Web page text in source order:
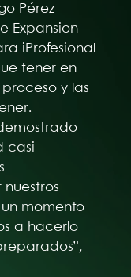
Pérez
Expansion
iProfesional
tener en
y las
casi
momento
a hacerlo